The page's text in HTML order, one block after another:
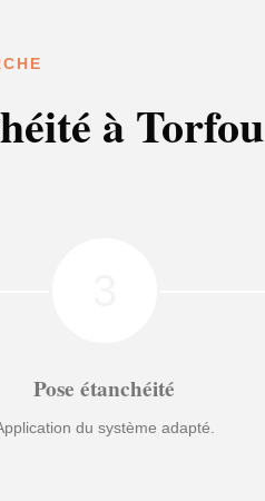
à Torfou
Pose étanchéité
du système adapté.